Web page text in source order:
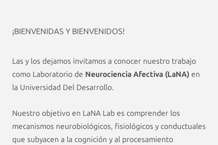
¡BIENVENIDAS Y BIENVENIDOS!
Las y los dejamos invitamos a conocer nuestro trabajo
como Laboratorio de Neurociencia Afectiva (LaNA) en
la Universidad Del Desarrollo.
Nuestro objetivo en LaNA Lab es comprender los
mecanismos neurobiológicos, fisiológicos y conductuales
que subyacen a la cognición y al procesamiento